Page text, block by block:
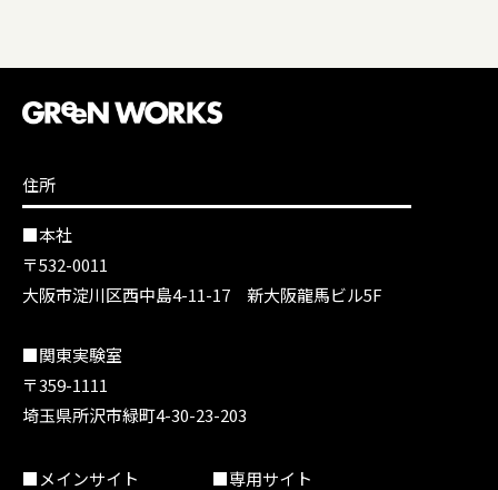
住所
■本社
〒532-0011
大阪市淀川区西中島4-11-17 新大阪龍馬ビル5F
■関東実験室
〒359-1111
埼玉県所沢市緑町4-30-23-203
■メインサイト
■専用サイト